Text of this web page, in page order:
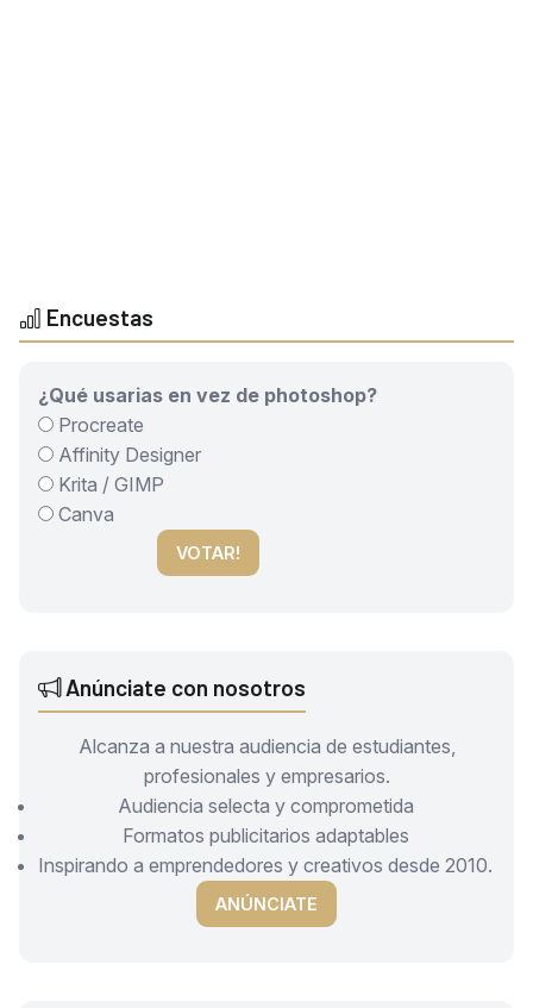
Encuestas
¿Qué usarias en vez de photoshop?
Procreate
Affinity Designer
Krita / GIMP
Canva
VOTAR!
Anúnciate con nosotros
Alcanza a nuestra audiencia de estudiantes,
profesionales y empresarios.
Audiencia selecta y comprometida
Formatos publicitarios adaptables
Inspirando a emprendedores y creativos desde 2010.
ANÚNCIATE